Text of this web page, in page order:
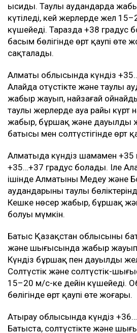
ысиды. Таулы аудандарда
күтіледі, кей жерлерде жел
күшейеді. Таразда +38 градус
басым бөлігінде өрт қаупі өте
сақталады.
Алматы облысында күндіз
Алайда оңтүстікте және таулы
жаңбыр жауып, найзағай
таулы жерлерде ауа райы күрт
жаңбыр, бұршақ және дауылды
батысы мен солтүстігінде өрт
Алматыда күндіз шамамен +35
+35…+37 градус болады. Іле
ішінде Алматының Медеу және
аудандарының таулы
Кешке нөсер жаңбыр, бұршақ
болуы мүмкін.
Батыс Қазақстан облысының
және шығысында жаңбыр
Күндіз бұршақ пен дауылды
Солтүстік және солтүстік-
15–20 м/с-ке дейін күшейеді.
бөлігінде өрт қаупі өте жоғары.
Атырау облысында күндіз
Батыста, солтүстікте және